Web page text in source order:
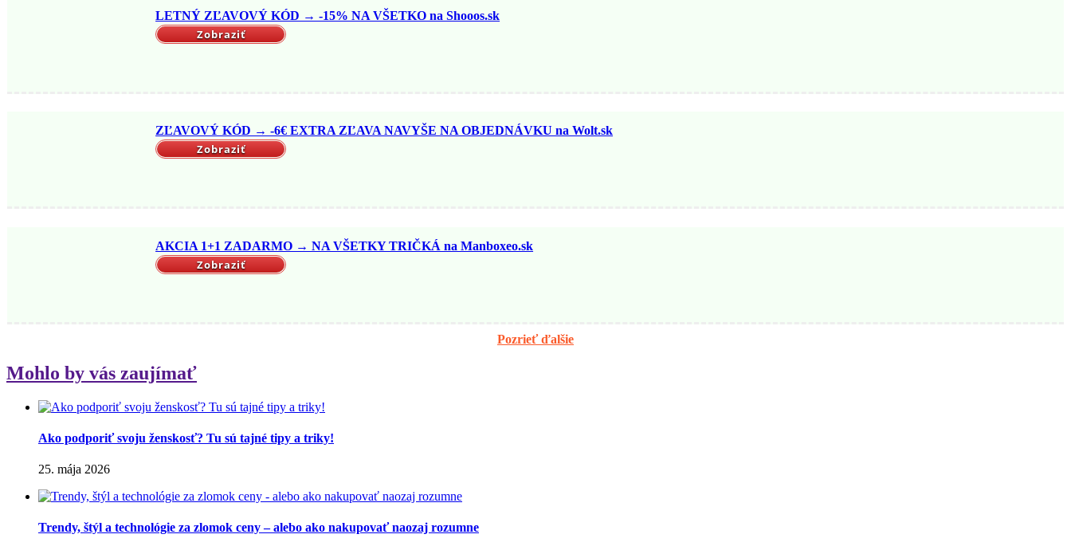
LETNÝ ZĽAVOVÝ KÓD → -15% NA VŠETKO na Shooos.sk
Zobraziť
ZĽAVOVÝ KÓD → -6€ EXTRA ZĽAVA NAVYŠE NA OBJEDNÁVKU na Wolt.sk
Zobraziť
AKCIA 1+1 ZADARMO → NA VŠETKY TRIČKÁ na Manboxeo.sk
Zobraziť
Pozrieť ďalšie
Mohlo by vás zaujímať
Ako podporiť svoju ženskosť? Tu sú tajné tipy a triky!
25. mája 2026
Trendy, štýl a technológie za zlomok ceny – alebo ako nakupovať naozaj rozumne